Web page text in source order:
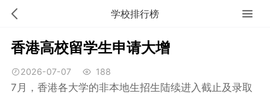
学校排行榜
香港高校留学生申请大增
2026-07-07 188
7月，香港各大学的非本地生招生陆续进入截止及录取